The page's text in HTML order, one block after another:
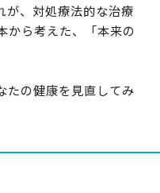
が、対処療法的な治療
から考えた、「本来の
たの健康を見直してみ